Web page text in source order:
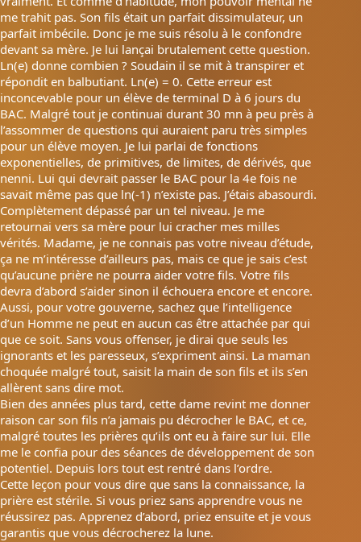
me trahit pas. Son fils était un parfait dissimulateur, un
parfait imbécile. Donc je me suis résolu à le confondre
devant sa mère. Je lui lançai brutalement cette question.
Ln(e) donne combien ? Soudain il se mit à transpirer et
répondit en balbutiant. Ln(e) = 0. Cette erreur est
inconcevable pour un élève de terminal D à 6 jours du
BAC. Malgré tout je continuai durant 30 mn à peu près à
l’assommer de questions qui auraient paru très simples
pour un élève moyen. Je lui parlai de fonctions
exponentielles, de primitives, de limites, de dérivés, que
nenni. Lui qui devrait passer le BAC pour la 4e fois ne
savait même pas que ln(-1) n’existe pas. J’étais abasourdi.
Complètement dépassé par un tel niveau. Je me
retournai vers sa mère pour lui cracher mes milles
vérités. Madame, je ne connais pas votre niveau d’étude,
ça ne m’intéresse d’ailleurs pas, mais ce que je sais c’est
qu’aucune prière ne pourra aider votre fils. Votre fils
devra d’abord s’aider sinon il échouera encore et encore.
Aussi, pour votre gouverne, sachez que l’intelligence
d’un Homme ne peut en aucun cas être attachée par qui
que ce soit. Sans vous offenser, je dirai que seuls les
ignorants et les paresseux, s’expriment ainsi. La maman
choquée malgré tout, saisit la main de son fils et ils s’en
allèrent sans dire mot.
Bien des années plus tard, cette dame revint me donner
raison car son fils n’a jamais pu décrocher le BAC, et ce,
malgré toutes les prières qu’ils ont eu à faire sur lui. Elle
me le confia pour des séances de développement de son
potentiel. Depuis lors tout est rentré dans l’ordre.
Cette leçon pour vous dire que sans la connaissance, la
prière est stérile. Si vous priez sans apprendre vous ne
réussirez pas. Apprenez d’abord, priez ensuite et je vous
garantis que vous décrocherez la lune.